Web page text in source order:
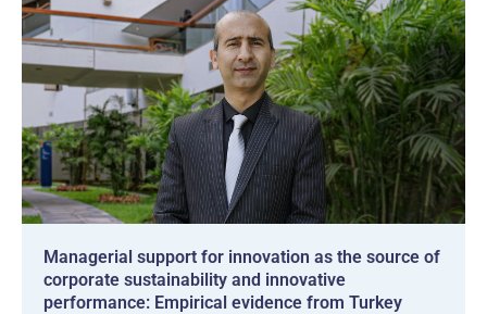
Managerial support for innovation as the source of
corporate sustainability and innovative
performance: Empirical evidence from Turkey